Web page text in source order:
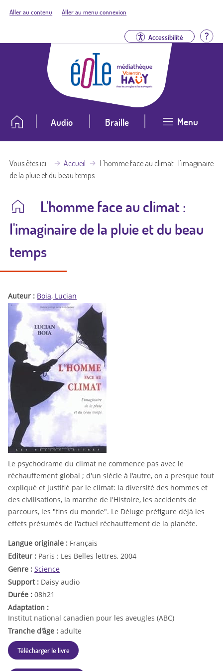
Aller au contenu Aller au menu connexion
Accessibilité
Audio Braille Menu
Vous êtes ici Accueil
L'homme face au climat : l'imaginaire
de la pluie et du beau temps
L'homme face au climat :
l'imaginaire de la pluie et du beau
temps
Auteur : Boia, Lucian
Le psychodrame du climat ne commence pas avec le
réchauffement global ; d'un siècle à l'autre, on a presque tout
expliqué et justifié par le climat: la diversité des hommes et
des civilisations, la marche de l'Histoire, les accidents de
parcours, les "fins du monde". Le Déluge préfigure déjà les
effets présumés de l'actuel réchauffement de la planète.
Langue originale : Français
Editeur : Paris : Les Belles lettres, 2004
Genre : Science
Support : Daisy audio
Durée : 08h21
Adaptation :
Institut national canadien pour les aveugles (ABC)
Tranche d'âge : adulte
Télécharger le livre